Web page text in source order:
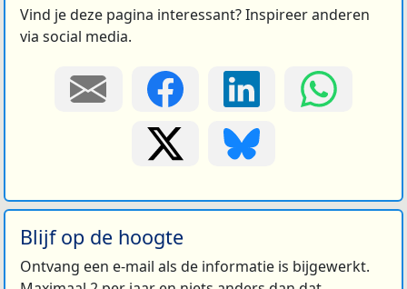
Vind je deze pagina interessant? Inspireer anderen
via social media.
Blijf op de hoogte
Ontvang een e-mail als de informatie is bijgewerkt.